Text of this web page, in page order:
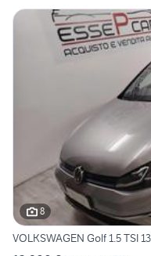
8
VOLKSWAGEN Golf 1.5 TSI